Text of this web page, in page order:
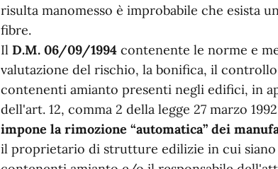
risulta manomesso è improbabile che esista
fibre.
Il D.M. 06/09/1994contenente le norme e
valutazione del rischio, la bonifica, il
contenenti amianto presenti negli edifici, in
dell'art. 12, comma 2 della legge 27 marzo
impone la rimozione “automatica” dei
il proprietario di strutture edilizie in cui